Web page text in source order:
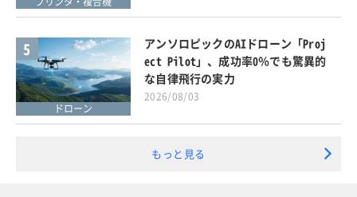
5
ドローン
アンソロピックのAIドローン「Proj
ect Pilot」、成功率0％でも驚異的
な自律飛行の実力
2026/08/03
もっと見る